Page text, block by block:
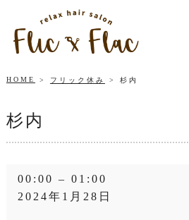
HOME フリック休み 杉内
杉内
00:00 – 01:00
2024年1月28日